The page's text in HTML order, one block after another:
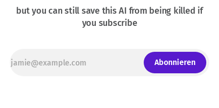
but you can still save this AI from being killed if
you subscribe
Abonnieren